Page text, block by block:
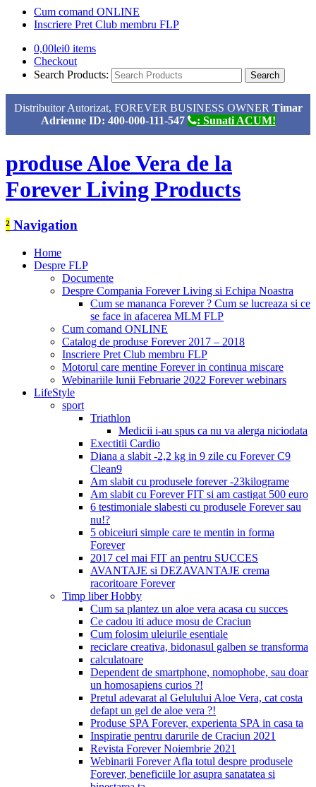
Cum comand ONLINE
Inscriere Pret Club membru FLP
0,00lei0 items
Checkout
Search Products:
Distribuitor Autorizat, FOREVER BUSINESS OWNER Timar
Adrienne ID: 400-000-111-547
: Sunati ACUM!
produse Aloe Vera de la
Forever Living Products
² Navigation
Home
Despre FLP
Documente
Despre Compania Forever Living si Echipa Noastra
Cum se mananca Forever ? Cum se lucreaza si ce
se face in afacerea MLM FLP
Cum comand ONLINE
Catalog de produse Forever 2017 – 2018
Inscriere Pret Club membru FLP
Motorul care mentine Forever in continua miscare
Webinariile lunii Februarie 2022 Forever webinars
LifeStyle
sport
Triathlon
Medicii i-au spus ca nu va alerga niciodata
Exectitii Cardio
Diana a slabit -2,2 kg in 9 zile cu Forever C9
Clean9
Am slabit cu produsele forever -23kilograme
Am slabit cu Forever FIT si am castigat 500 euro
6 testimoniale slabesti cu produsele Forever sau
nu!?
5 obiceiuri simple care te mentin in forma
Forever
2017 cel mai FIT an pentru SUCCES
AVANTAJE si DEZAVANTAJE crema
racoritoare Forever
Timp liber Hobby
Cum sa plantez un aloe vera acasa cu succes
Ce cadou iti aduce mosu de Craciun
Cum folosim uleiurile esentiale
reciclare creativa, bidonasul galben se transforma
calculatoare
Dependent de smartphone, nomophobe, sau doar
un homosapiens curios ?!
Pretul adevarat al Gelulului Aloe Vera, cat costa
defapt un gel de aloe vera ?!
Produse SPA Forever, experienta SPA in casa ta
Inspiratie pentru darurile de Craciun 2021
Revista Forever Noiembrie 2021
Webinarii Forever Afla totul despre produsele
Forever, beneficiile lor asupra sanatatea si